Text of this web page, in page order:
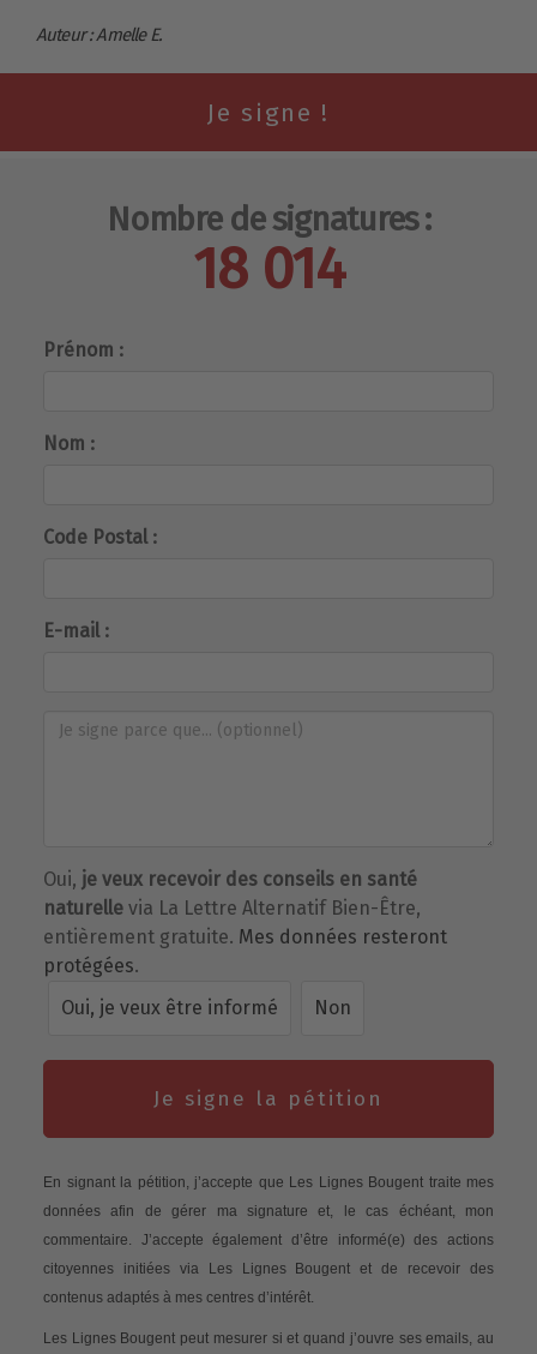
Auteur : Amelle E.
Nombre de signatures :
18 014
Prénom :
Nom :
Code Postal :
E-mail :
Oui, je veux recevoir des conseils en santé
naturelle via La Lettre Alternatif Bien-Être,
entièrement gratuite. Mes données resteront
protégées.
Oui, je veux être informé
Non
Je signe la pétition
En signant la pétition, j’accepte que Les Lignes Bougent traite mes
données afin de gérer ma signature et, le cas échéant, mon
commentaire. J’accepte également d’être informé(e) des actions
citoyennes initiées via Les Lignes Bougent et de recevoir des
contenus adaptés à mes centres d’intérêt.
Les Lignes Bougent peut mesurer si et quand j’ouvre ses emails, au